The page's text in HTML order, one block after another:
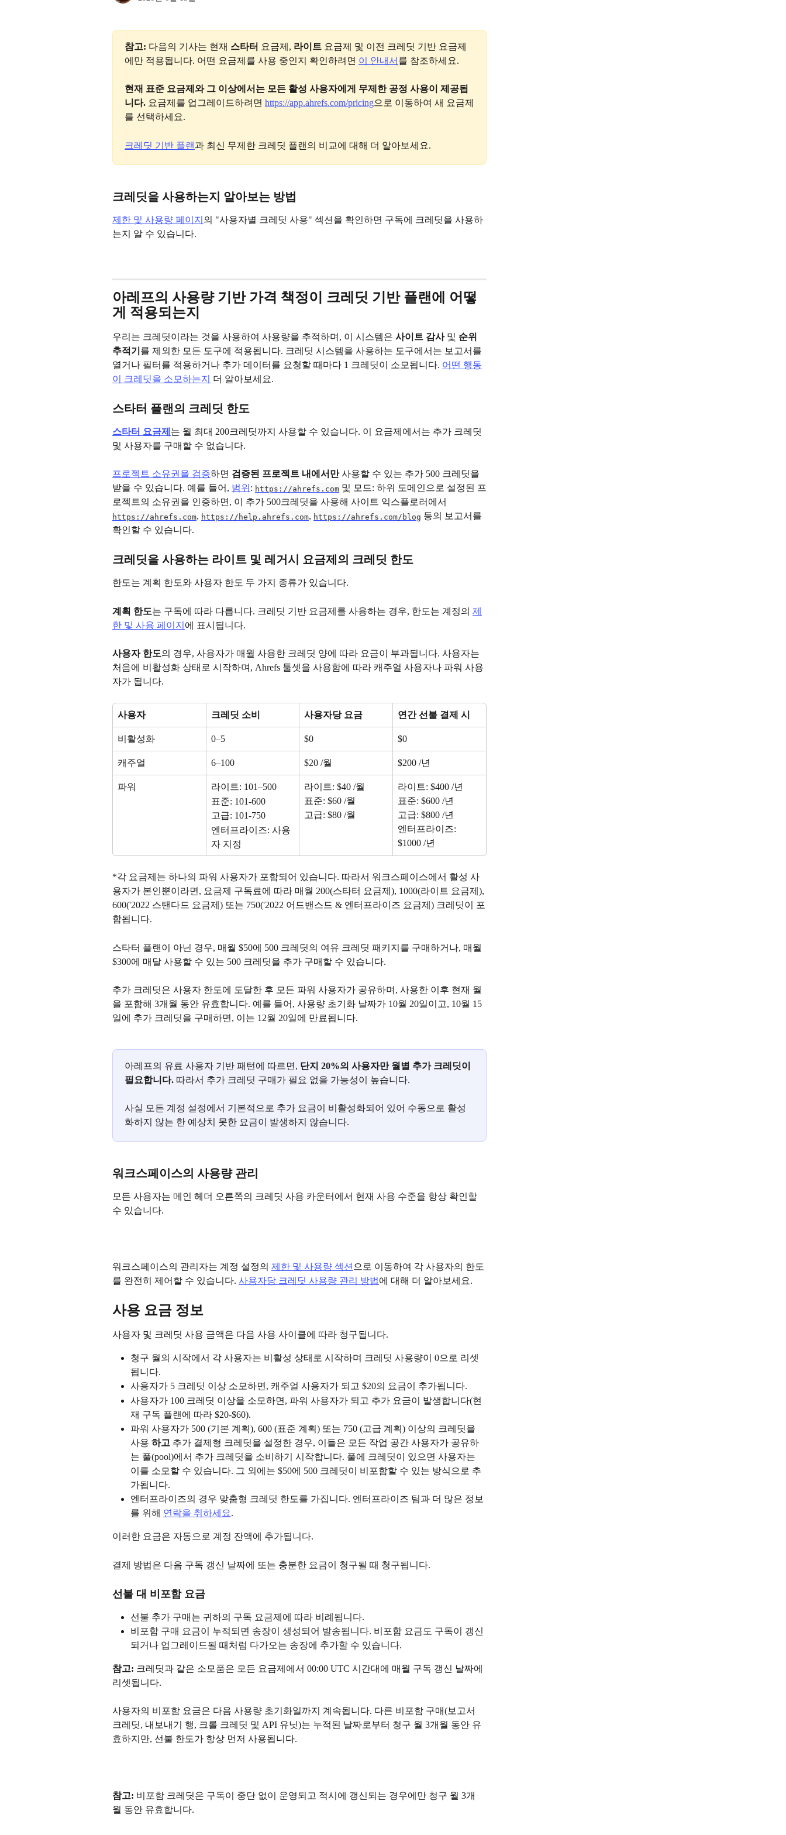
참고: 다음의 기사는 현재 스타터 요금제, 라이트 요금제 및 이전 크레딧 기반 요금제
에만 적용됩니다. 어떤 요금제를 사용 중인지 확인하려면 이 안내서 를 참조하세요.
현재 표준 요금제와 그 이상에서는 모든 활성 사용자에게 무제한 공정 사용이 제공됩
니다. 요금제를 업그레이드하려면 https://app.ahrefs.com/pricing으로 이동하여 새 요금제
를 선택하세요.
크레딧 기반 플랜 과 최신 무제한 크레딧 플랜의 비교에 대해 더 알아보세요.
크레딧을 사용하는지 알아보는 방법
제한 및 사용량 페이지 의 "사용자별 크레딧 사용" 섹션을 확인하면 구독에 크레딧을 사용하
는지 알 수 있습니다.
아레프의 사용량 기반 가격 책정이 크레딧 기반 플랜에 어떻
게 적용되는지
우리는 크레딧이라는 것을 사용하여 사용량을 추적하며, 이 시스템은 사이트 감사 및 순위
추적기 를 제외한 모든 도구에 적용됩니다. 크레딧 시스템을 사용하는 도구에서는 보고서를
열거나 필터를 적용하거나 추가 데이터를 요청할 때마다 1 크레딧이 소모됩니다. 어떤 행동
이 크레딧을 소모하는지
더 알아보세요.
스타터 플랜의 크레딧 한도
스타터 요금제 는 월 최대 200크레딧까지 사용할 수 있습니다. 이 요금제에서는 추가 크레딧
및 사용자를 구매할 수 없습니다.
프로젝트 소유권을 검증하면 검증된 프로젝트 내에서만 사용할 수 있는 추가 500 크레딧을
받을 수 있습니다. 예를 들어, 범위 : https://ahrefs.com 및 모드: 하위 도메인으로 설정된 프
로젝트의 소유권을 인증하면, 이 추가 500크레딧을 사용해 사이트 익스플로러에서
https://ahrefs.com, https://help.ahrefs.com, https://ahrefs.com/blog 등의 보고서를
확인할 수 있습니다.
크레딧을 사용하는 라이트 및 레거시 요금제의 크레딧 한도
한도는 계획 한도와 사용자 한도 두 가지 종류가 있습니다.
계획 한도는 구독에 따라 다릅니다. 크레딧 기반 요금제를 사용하는 경우, 한도는 계정의 제
한 및 사용 페이지 에 표시됩니다.
사용자 한도의 경우, 사용자가 매월 사용한 크레딧 양에 따라 요금이 부과됩니다. 사용자는
처음에 비활성화 상태로 시작하며, Ahrefs 툴셋을 사용함에 따라 캐주얼 사용자나 파워 사용
자가 됩니다.
사용자 크레딧 소비 사용자당 요금 연간 선불 결제 시
비활성화 0–5 $0 $0
캐주얼 6–100 $20 /월 $200 /년
파워
라이트: 101–500
표준: 101-600
고급: 101-750
엔터프라이즈: 사용
자 지정
라이트: $40 /월
표준: $60 /월
고급: $80 /월
라이트: $400 /년
표준: $600 /년
고급: $800 /년
엔터프라이즈:
$1000 /년
*각 요금제는 하나의 파워 사용자가 포함되어 있습니다. 따라서 워크스페이스에서 활성 사
용자가 본인뿐이라면, 요금제 구독료에 따라 매월 200(스타터 요금제), 1000(라이트 요금제),
600('2022 스탠다드 요금제) 또는 750('2022 어드밴스드 & 엔터프라이즈 요금제) 크레딧이 포
함됩니다.
스타터 플랜이 아닌 경우, 매월 $50에 500 크레딧의 여유 크레딧 패키지를 구매하거나, 매월
$300에 매달 사용할 수 있는 500 크레딧을 추가 구매할 수 있습니다.
추가 크레딧은 사용자 한도에 도달한 후 모든 파워 사용자가 공유하며, 사용한 이후 현재 월
을 포함해 3개월 동안 유효합니다. 예를 들어, 사용량 초기화 날짜가 10월 20일이고, 10월 15
일에 추가 크레딧을 구매하면, 이는 12월 20일에 만료됩니다.
아레프의 유료 사용자 기반 패턴에 따르면, 단지 20%의 사용자만 월별 추가 크레딧이
필요합니다. 따라서 추가 크레딧 구매가 필요 없을 가능성이 높습니다.
사실 모든 계정 설정에서 기본적으로 추가 요금이 비활성화되어 있어 수동으로 활성
화하지 않는 한 예상치 못한 요금이 발생하지 않습니다.
워크스페이스의 사용량 관리
모든 사용자는 메인 헤더 오른쪽의 크레딧 사용 카운터에서 현재 사용 수준을 항상 확인할
수 있습니다.
워크스페이스의 관리자는 계정 설정의 제한 및 사용량 섹션으로 이동하여 각 사용자의 한도
를 완전히 제어할 수 있습니다. 사용자당 크레딧 사용량 관리 방법에 대해 더 알아보세요.
사용 요금 정보
사용자 및 크레딧 사용 금액은 다음 사용 사이클에 따라 청구됩니다.
청구 월의 시작에서 각 사용자는 비활성 상태로 시작하며 크레딧 사용량이 0으로 리셋
됩니다.
사용자가 5 크레딧 이상 소모하면, 캐주얼 사용자가 되고 $20의 요금이 추가됩니다.
사용자가 100 크레딧 이상을 소모하면, 파워 사용자가 되고 추가 요금이 발생합니다(현
재 구독 플랜에 따라 $20-$60).
파워 사용자가 500 (기본 계획), 600 (표준 계획) 또는 750 (고급 계획) 이상의 크레딧을
사용 하고 추가 결제형 크레딧을 설정한 경우, 이들은 모든 작업 공간 사용자가 공유하
는 풀(pool)에서 추가 크레딧을 소비하기 시작합니다. 풀에 크레딧이 있으면 사용자는
이를 소모할 수 있습니다. 그 외에는 $50에 500 크레딧이 비포함할 수 있는 방식으로 추
가됩니다.
엔터프라이즈의 경우 맞춤형 크레딧 한도를 가집니다. 엔터프라이즈 팀과 더 많은 정보
를 위해 연락을 취하세요.
이러한 요금은 자동으로 계정 잔액에 추가됩니다.
결제 방법은 다음 구독 갱신 날짜에 또는 충분한 요금이 청구될 때 청구됩니다.
선불 대 비포함 요금
선불 추가 구매는 귀하의 구독 요금제에 따라 비례됩니다.
비포함 구매 요금이 누적되면 송장이 생성되어 발송됩니다. 비포함 요금도 구독이 갱신
되거나 업그레이드될 때처럼 다가오는 송장에 추가할 수 있습니다.
참고: 크레딧과 같은 소모품은 모든 요금제에서 00:00 UTC 시간대에 매월 구독 갱신 날짜에
리셋됩니다.
사용자의 비포함 요금은 다음 사용량 초기화일까지 계속됩니다. 다른 비포함 구매(보고서
크레딧, 내보내기 행, 크롤 크레딧 및 API 유닛)는 누적된 날짜로부터 청구 월 3개월 동안 유
효하지만, 선불 한도가 항상 먼저 사용됩니다.
참고: 비포함 크레딧은 구독이 중단 없이 운영되고 적시에 갱신되는 경우에만 청구 월 3개
월 동안 유효합니다.